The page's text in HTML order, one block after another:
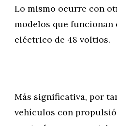
Lo mismo ocurre con
modelos que funcionan
eléctrico de 48 voltios.
Más significativa, por
vehículos con